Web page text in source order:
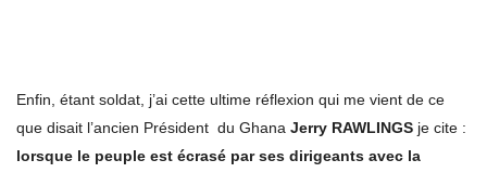
Enfin, étant soldat, j’ai cette ultime réflexion qui me vient de ce
que disait l’ancien Président du Ghana Jerry RAWLINGS je cite :
lorsque le peuple est écrasé par ses dirigeants avec la